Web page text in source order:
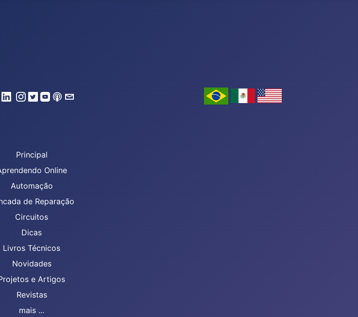
Principal
Online
Automação
de Reparação
Circuitos
Dicas
Livros Técnicos
Novidades
e Artigos
Revistas
mais ...